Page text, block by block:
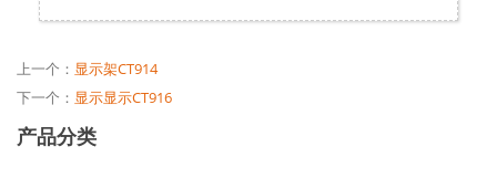
上一个： 显示架CT914
下一个： 显示显示CT916
产品分类